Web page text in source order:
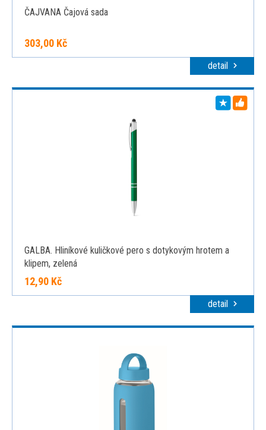
ČAJVANA Čajová sada
303,00 Kč
detail
GALBA. Hliníkové kuličkové pero s dotykovým hrotem a
klipem, zelená
12,90 Kč
detail